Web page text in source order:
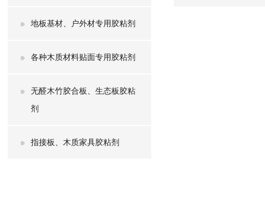
地板基材、户外材专用胶粘剂
各种木质材料贴面专用胶粘剂
无醛木竹胶合板、生态板胶粘
剂
指接板、木质家具胶粘剂